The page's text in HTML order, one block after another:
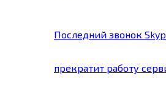
Последний звонок
прекратит работу